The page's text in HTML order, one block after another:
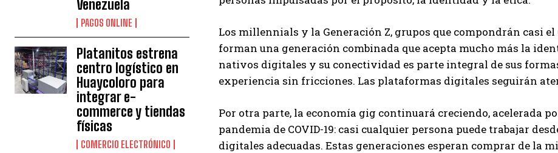
Venezuela
PAGOS ONLINE
Platanitos estrena
centro logístico en
Huaycoloro para
integrar e-
commerce y tiendas
físicas
COMERCIO ELECTRÓNICO
Los millennials y la Generación Z, grupos que compondrán casi el
forman una generación combinada que acepta mucho más la
nativos digitales y su conectividad es parte integral de sus
experiencia sin fricciones. Las plataformas digitales seguirán
Por otra parte, la economía gig continuará creciendo, acelerada
pandemia de COVID-19: casi cualquier persona puede trabajar
digitales adecuadas. Estas generaciones esperan comprar de la